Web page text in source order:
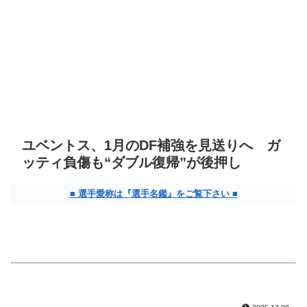
ユベントス、1月のDF補強を見送りへ ガ
ッティ負傷も“ダブル復帰”が後押し
■ 選手愛称は『選手名鑑』をご覧下さい ■